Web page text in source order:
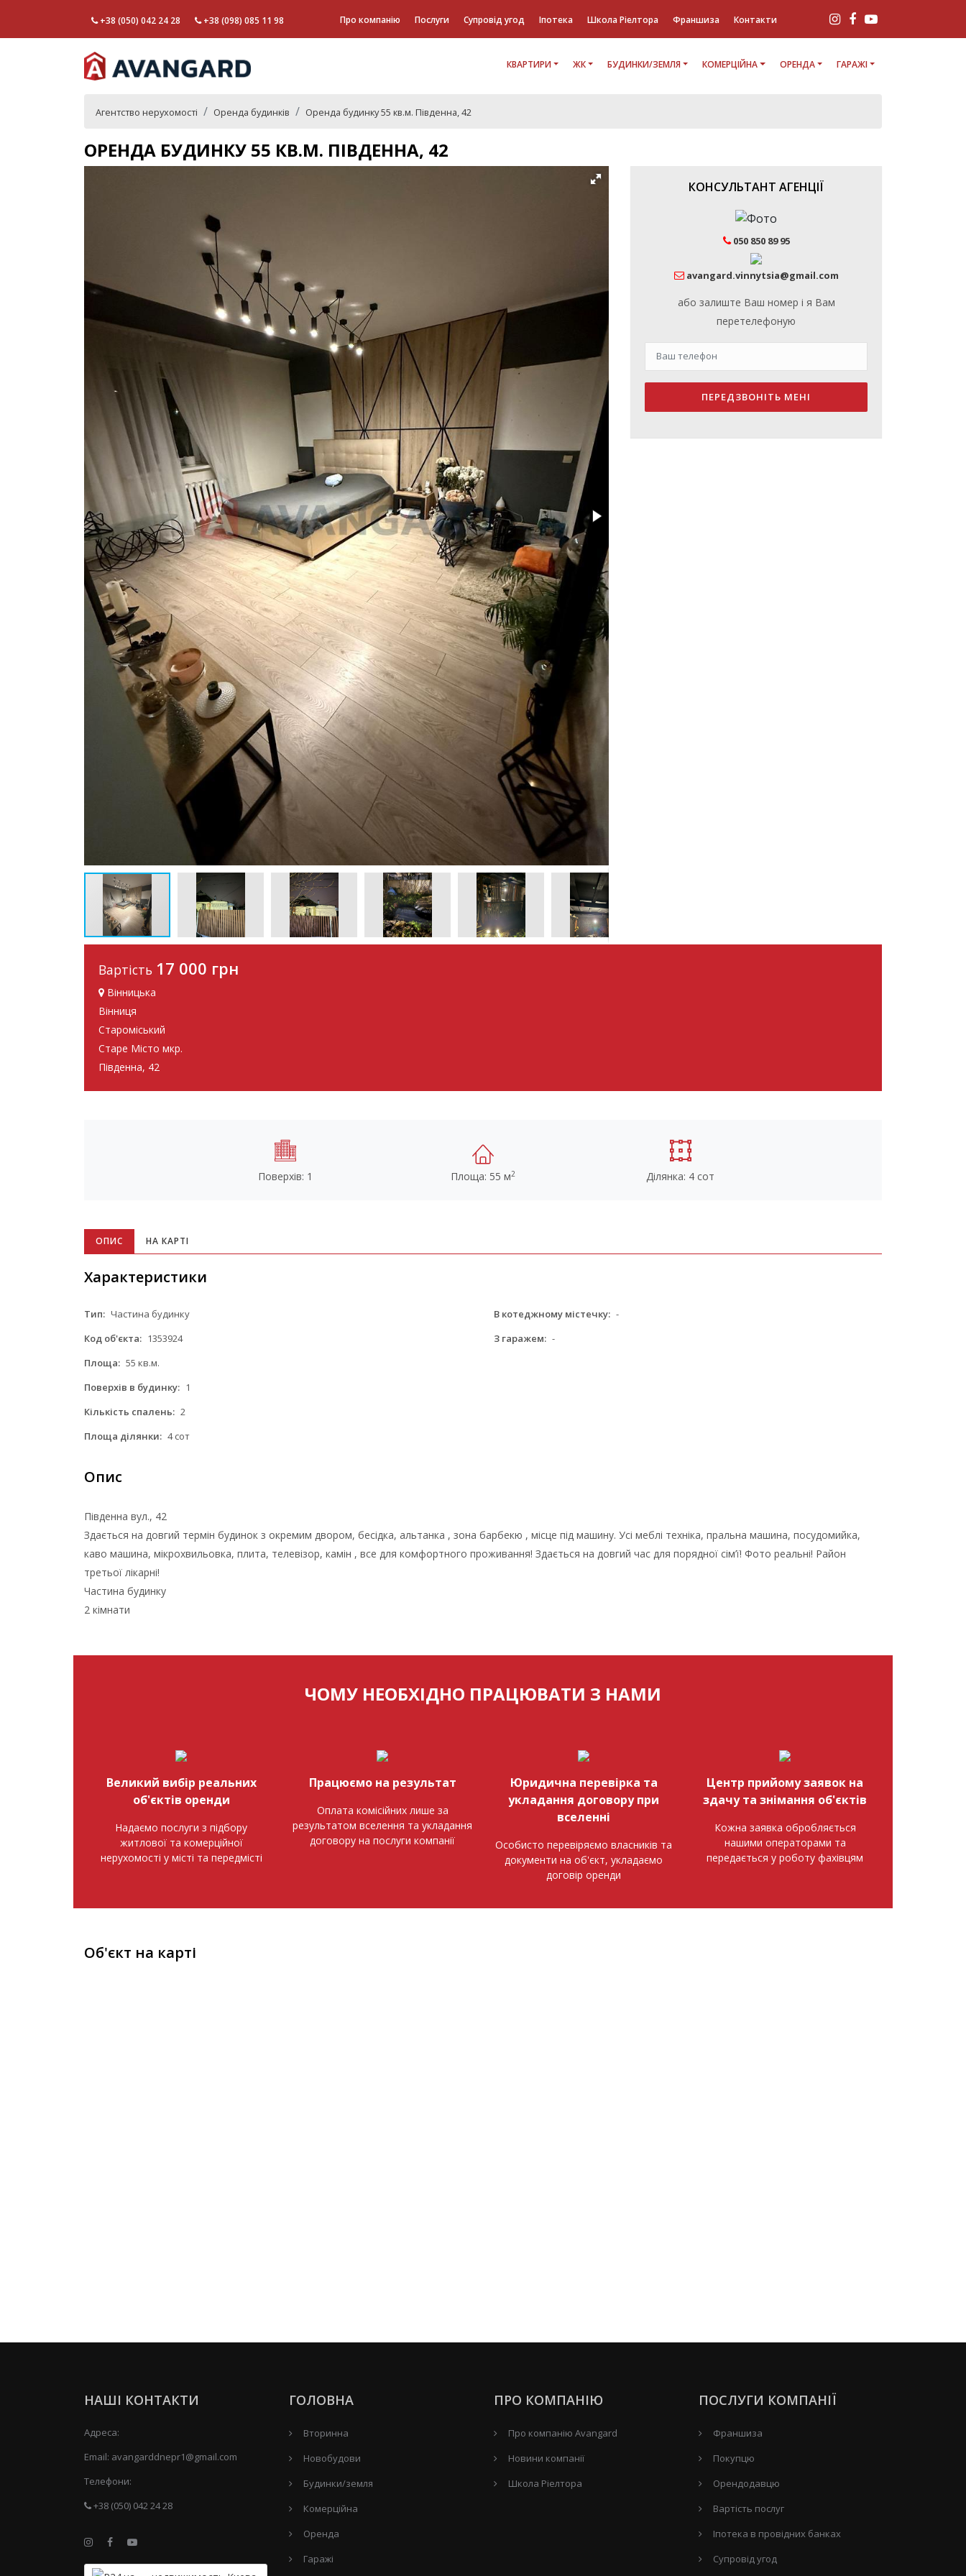
+38 (050) 042 24 28 +38 (098) 085 11 98 Про компанію Послуги Супровід угод Іпотека Школа Ріелтора Франшиза Контакти
КВАРТИРИ ЖК БУДИНКИ/ЗЕМЛЯ КОМЕРЦІЙНА ОРЕНДА ГАРАЖІ
Агентство нерухомості Оренда будинків Оренда будинку 55 кв.м. Південна, 42
ОРЕНДА БУДИНКУ 55 КВ.М. ПІВДЕННА, 42
КОНСУЛЬТАНТ АГЕНЦІЇ
050 850 89 95
avangard.vinnytsia@gmail.com
або залиште Ваш номер і я Вам
перетелефоную
ПЕРЕДЗВОНІТЬ МЕНІ
Вартість 17 000 грн
Вінницька
Вінниця
Староміський
Старе Місто мкр.
Південна, 42
Поверхів: 1 Площа: 55 м2 Ділянка: 4 сот
ОПИС НА КАРТІ
Характеристики
Тип: Частина будинку
Код об'єкта: 1353924
Площа: 55 кв.м.
Поверхів в будинку: 1
Кількість спалень: 2
Площа ділянки: 4 сот
В котеджному містечку: -
З гаражем: -
Опис
Південна вул., 42
Здається на довгий термін будинок з окремим двором, бесідка, альтанка , зона барбекю , місце під машину. Усі меблі техніка, пральна машина, посудомийка,
каво машина, мікрохвильовка, плита, телевізор, камін , все для комфортного проживання! Здається на довгий час для порядної сім’ї! Фото реальні! Район
третьої лікарні!
Частина будинку
2 кімнати
ЧОМУ НЕОБХІДНО ПРАЦЮВАТИ З НАМИ
Великий вибір реальних
об'єктів оренди
Надаємо послуги з підбору
житлової та комерційної
нерухомості у місті та передмісті
Працюємо на результат
Оплата комісійних лише за
результатом вселення та укладання
договору на послуги компанії
Юридична перевірка та
укладання договору при
вселенні
Особисто перевіряємо власників та
документи на об'єкт, укладаємо
договір оренди
Центр прийому заявок на
здачу та знімання об'єктів
Кожна заявка обробляється
нашими операторами та
передається у роботу фахівцям
Об'єкт на карті
НАШІ КОНТАКТИ
Адреса:
Email: avangarddnepr1@gmail.com
Телефони:
+38 (050) 042 24 28
ГОЛОВНА
Вторинна
Новобудови
Будинки/земля
Комерційна
Оренда
Гаражі
ПРО КОМПАНІЮ
Про компанію Avangard
Новини компанії
Школа Ріелтора
ПОСЛУГИ КОМПАНІЇ
Франшиза
Покупцю
Орендодавцю
Вартість послуг
Іпотека в провідних банках
Супровід угод